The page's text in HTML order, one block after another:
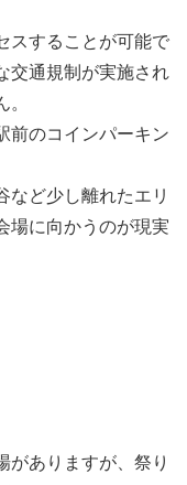
スすることが可能で
交通規制が実施され
前のコインパーキン
など少し離れたエリ
場に向かうのが現実
がありますが、祭り